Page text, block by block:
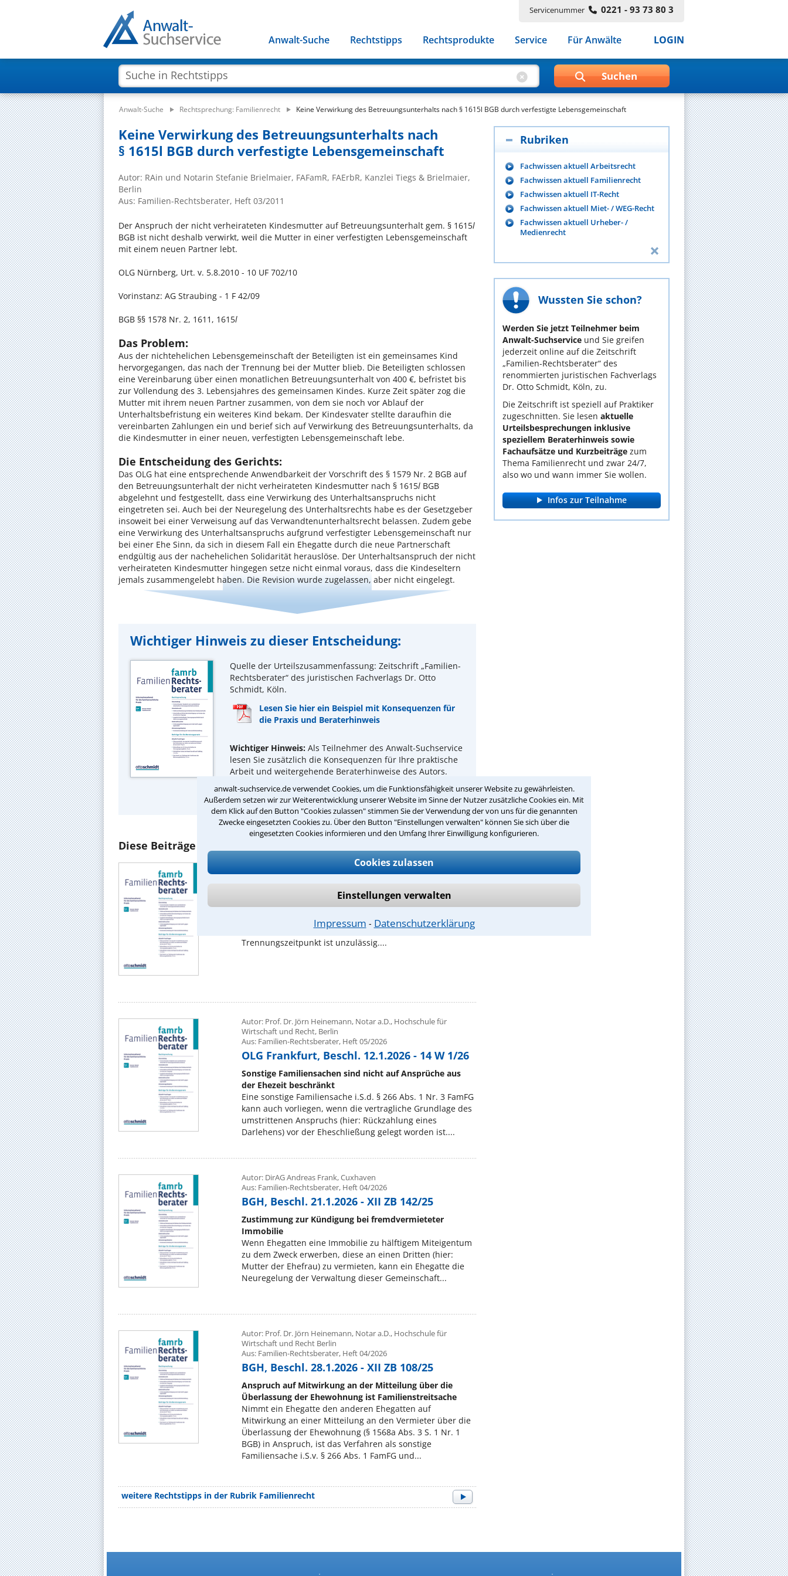
anwalt-suchservice.de verwendet Cookies, um die Funktionsfähigkeit unserer Website zu gewährleisten.
Außerdem setzen wir zur Weiterentwicklung unserer Website im Sinne der Nutzer zusätzliche Cookies ein. Mit
dem Klick auf den Button "Cookies zulassen" stimmen Sie der Verwendung der von uns für die genannten
Zwecke eingesetzten Cookies zu. Über den Button "Einstellungen verwalten" können Sie sich über die
eingesetzten Cookies informieren und den Umfang Ihrer Einwilligung konfigurieren.
Cookies zulassen
Einstellungen verwalten
Impressum ⁃ Datenschutzerklärung
Servicenummer 0221 - 93 73 80 3
Anwalt-Suche Rechtstipps Rechtsprodukte Service Für Anwälte LOGIN
Anwalt-Suche Rechtsprechung: Familienrecht Keine Verwirkung des Betreuungsunterhalts nach § 1615l BGB durch verfestigte Lebensgemeinschaft
Keine Verwirkung des Betreuungsunterhalts nach
§ 1615l BGB durch verfestigte Lebensgemeinschaft
Autor: RAin und Notarin Stefanie Brielmaier, FAFamR, FAErbR, Kanzlei Tiegs & Brielmaier,
Berlin
Aus: Familien-Rechtsberater, Heft 03/2011
Der Anspruch der nicht verheirateten Kindesmutter auf Betreuungsunterhalt gem. § 1615l
BGB ist nicht deshalb verwirkt, weil die Mutter in einer verfestigten Lebensgemeinschaft
mit einem neuen Partner lebt.
OLG Nürnberg, Urt. v. 5.8.2010 - 10 UF 702/10
Vorinstanz: AG Straubing - 1 F 42/09
BGB §§ 1578 Nr. 2, 1611, 1615l
Das Problem:
Aus der nichtehelichen Lebensgemeinschaft der Beteiligten ist ein gemeinsames Kind
hervorgegangen, das nach der Trennung bei der Mutter blieb. Die Beteiligten schlossen
eine Vereinbarung über einen monatlichen Betreuungsunterhalt von 400 €, befristet bis
zur Vollendung des 3. Lebensjahres des gemeinsamen Kindes. Kurze Zeit später zog die
Mutter mit ihrem neuen Partner zusammen, von dem sie noch vor Ablauf der
Unterhaltsbefristung ein weiteres Kind bekam. Der Kindesvater stellte daraufhin die
vereinbarten Zahlungen ein und berief sich auf Verwirkung des Betreuungsunterhalts, da
die Kindesmutter in einer neuen, verfestigten Lebensgemeinschaft lebe.
Die Entscheidung des Gerichts:
Das OLG hat eine entsprechende Anwendbarkeit der Vorschrift des § 1579 Nr. 2 BGB auf
den Betreuungsunterhalt der nicht verheirateten Kindesmutter nach § 1615l BGB
abgelehnt und festgestellt, dass eine Verwirkung des Unterhaltsanspruchs nicht
eingetreten sei. Auch bei der Neuregelung des Unterhaltsrechts habe es der Gesetzgeber
insoweit bei einer Verweisung auf das Verwandtenunterhaltsrecht belassen. Zudem gebe
eine Verwirkung des Unterhaltsanspruchs aufgrund verfestigter Lebensgemeinschaft nur
bei einer Ehe Sinn, da sich in diesem Fall ein Ehegatte durch die neue Partnerschaft
endgültig aus der nachehelichen Solidarität herauslöse. Der Unterhaltsanspruch der nicht
verheirateten Kindesmutter hingegen setze nicht einmal voraus, dass die Kindeseltern
jemals zusammengelebt haben. Die Revision wurde zugelassen, aber nicht eingelegt.
Wichtiger Hinweis zu dieser Entscheidung:
Quelle der Urteilszusammenfassung: Zeitschrift „Familien-
Rechtsberater“ des juristischen Fachverlags Dr. Otto
Schmidt, Köln.
Lesen Sie hier ein Beispiel mit Konsequenzen für
die Praxis und Beraterhinweis
Wichtiger Hinweis: Als Teilnehmer des Anwalt-Suchservice
lesen Sie zusätzlich die Konsequenzen für Ihre praktische
Arbeit und weitergehende Beraterhinweise des Autors.
Ausführliche Infos unter: 0221-93738630
Diese Beiträge könnten Sie auch interessieren:
Autor: RA Dr. Walter Kogel, FAFamR, Aachen
Aus: Familien-Rechtsberater, Heft 05/2026
BGH, Beschl. 12.11.2025 - XII ZB 203/25
Zur Zulässigkeit eines Zwischenfeststellungsantrags über
den Trennungszeitpunkt
Ein Zwischenfeststellungsantrag über den
Trennungszeitpunkt ist unzulässig....
Autor: Prof. Dr. Jörn Heinemann, Notar a.D., Hochschule für
Wirtschaft und Recht, Berlin
Aus: Familien-Rechtsberater, Heft 05/2026
OLG Frankfurt, Beschl. 12.1.2026 - 14 W 1/26
Sonstige Familiensachen sind nicht auf Ansprüche aus
der Ehezeit beschränkt
Eine sonstige Familiensache i.S.d. § 266 Abs. 1 Nr. 3 FamFG
kann auch vorliegen, wenn die vertragliche Grundlage des
umstrittenen Anspruchs (hier: Rückzahlung eines
Darlehens) vor der Eheschließung gelegt worden ist....
Autor: DirAG Andreas Frank, Cuxhaven
Aus: Familien-Rechtsberater, Heft 04/2026
BGH, Beschl. 21.1.2026 - XII ZB 142/25
Zustimmung zur Kündigung bei fremdvermieteter
Immobilie
Wenn Ehegatten eine Immobilie zu hälftigem Miteigentum
zu dem Zweck erwerben, diese an einen Dritten (hier:
Mutter der Ehefrau) zu vermieten, kann ein Ehegatte die
Neuregelung der Verwaltung dieser Gemeinschaft...
Autor: Prof. Dr. Jörn Heinemann, Notar a.D., Hochschule für
Wirtschaft und Recht Berlin
Aus: Familien-Rechtsberater, Heft 04/2026
BGH, Beschl. 28.1.2026 - XII ZB 108/25
Anspruch auf Mitwirkung an der Mitteilung über die
Überlassung der Ehewohnung ist Familienstreitsache
Nimmt ein Ehegatte den anderen Ehegatten auf
Mitwirkung an einer Mitteilung an den Vermieter über die
Überlassung der Ehewohnung (§ 1568a Abs. 3 S. 1 Nr. 1
BGB) in Anspruch, ist das Verfahren als sonstige
Familiensache i.S.v. § 266 Abs. 1 FamFG und...
weitere Rechtstipps in der Rubrik Familienrecht
Rubriken
Fachwissen aktuell Arbeitsrecht
Fachwissen aktuell Familienrecht
Fachwissen aktuell IT-Recht
Fachwissen aktuell Miet- / WEG-Recht
Fachwissen aktuell Urheber- /
Medienrecht
Wussten Sie schon?
Werden Sie jetzt Teilnehmer beim
Anwalt-Suchservice und Sie greifen
jederzeit online auf die Zeitschrift
„Familien-Rechtsberater“ des
renommierten juristischen Fachverlags
Dr. Otto Schmidt, Köln, zu.
Die Zeitschrift ist speziell auf Praktiker
zugeschnitten. Sie lesen aktuelle
Urteilsbesprechungen inklusive
speziellem Beraterhinweis sowie
Fachaufsätze und Kurzbeiträge zum
Thema Familienrecht und zwar 24/7,
also wo und wann immer Sie wollen.
Infos zur Teilnahme